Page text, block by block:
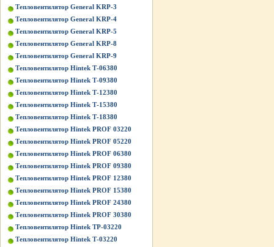
Тепловентилятор General KRP-3
Тепловентилятор General KRP-4
Тепловентилятор General KRP-5
Тепловентилятор General KRP-8
Тепловентилятор General KRP-9
Тепловентилятор Hintek Т-06380
Тепловентилятор Hintek Т-09380
Тепловентилятор Hintek Т-12380
Тепловентилятор Hintek Т-15380
Тепловентилятор Hintek Т-18380
Тепловентилятор Hintek PROF 03220
Тепловентилятор Hintek PROF 05220
Тепловентилятор Hintek PROF 06380
Тепловентилятор Hintek PROF 09380
Тепловентилятор Hintek PROF 12380
Тепловентилятор Hintek PROF 15380
Тепловентилятор Hintek PROF 24380
Тепловентилятор Hintek PROF 30380
Тепловентилятор Hintek TP-03220
Тепловентилятор Hintek Т-03220